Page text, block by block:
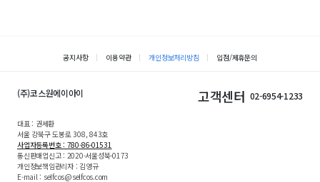
공지사항 이용약관 개인정보처리방침 입점/제휴문의
(주)코스원에이아이
대표 : 권세환
서울 강북구 도봉로 308, 843호
사업자등록번호 : 780-86-01531
통신판매업신고 : 2020-서울성북-0173
개인정보책임관리자 : 김영규
E-mail : selfcos@selfcos.com
고객센터 02-6954-1233